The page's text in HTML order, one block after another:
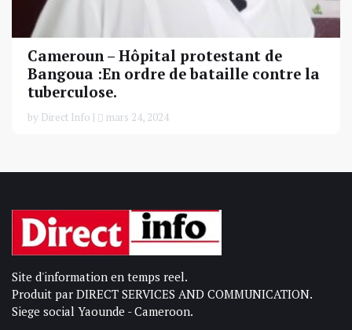
Cameroun – Hôpital protestant de
Bangoua :En ordre de bataille contre la
tuberculose.
by Direct Info | mars 24, 2024
Site d'information en temps reel.
Produit par DIRECT SERVICES AND COMMUNICATION.
Siege social Yaounde - Cameroon.